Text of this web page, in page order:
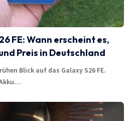
FE: Wann erscheint es,
Preis in Deutschland
Blick auf das Galaxy S26 FE.